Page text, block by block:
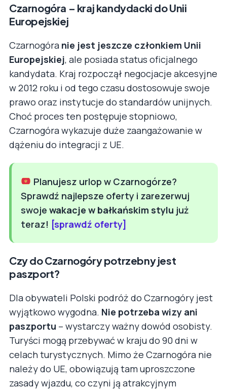
Czarnogóra – kraj kandydacki do Unii
Europejskiej
Czarnogóra nie jest jeszcze członkiem Unii
Europejskiej, ale posiada status oficjalnego
kandydata. Kraj rozpoczął negocjacje akcesyjne
w 2012 roku i od tego czasu dostosowuje swoje
prawo oraz instytucje do standardów unijnych.
Choć proces ten postępuje stopniowo,
Czarnogóra wykazuje duże zaangażowanie w
dążeniu do integracji z UE.
Planujesz urlop w Czarnogórze?
Sprawdź najlepsze oferty i zarezerwuj
swoje wakacje w bałkańskim stylu już
teraz! [sprawdź oferty]
Czy do Czarnogóry potrzebny jest
paszport?
Dla obywateli Polski podróż do Czarnogóry jest
wyjątkowo wygodna. Nie potrzeba wizy ani
paszportu – wystarczy ważny dowód osobisty.
Turyści mogą przebywać w kraju do 90 dni w
celach turystycznych. Mimo że Czarnogóra nie
należy do UE, obowiązują tam uproszczone
zasady wjazdu, co czyni ją atrakcyjnym